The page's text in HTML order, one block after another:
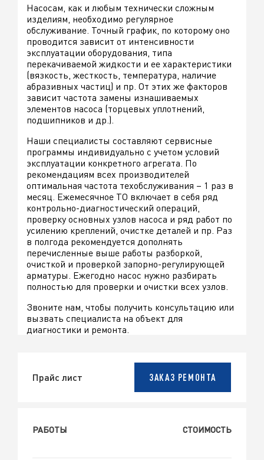
Насосам, как и любым технически сложным
изделиям, необходимо регулярное
обслуживание. Точный график, по которому оно
проводится зависит от интенсивности
эксплуатации оборудования, типа
перекачиваемой жидкости и ее характеристики
(вязкость, жесткость, температура, наличие
абразивных частиц) и пр. От этих же факторов
зависит частота замены изнашиваемых
элементов насоса (торцевых уплотнений,
подшипников и др.).
Наши специалисты составляют сервисные
программы индивидуально с учетом условий
эксплуатации конкретного агрегата. По
рекомендациям всех производителей
оптимальная частота техобслуживания – 1 раз в
месяц. Ежемесячное ТО включает в себя ряд
контрольно-диагностический операций,
проверку основных узлов насоса и ряд работ по
усилению креплений, очистке деталей и пр. Раз
в полгода рекомендуется дополнять
перечисленные выше работы разборкой,
очисткой и проверкой запорно-регулирующей
арматуры. Ежегодно насос нужно разбирать
полностью для проверки и очистки всех узлов.
Звоните нам, чтобы получить консультацию или
вызвать специалиста на объект для
диагностики и ремонта.
Прайс лист ЗАКАЗ РЕМОНТА
РАБОТЫ СТОИМОСТЬ